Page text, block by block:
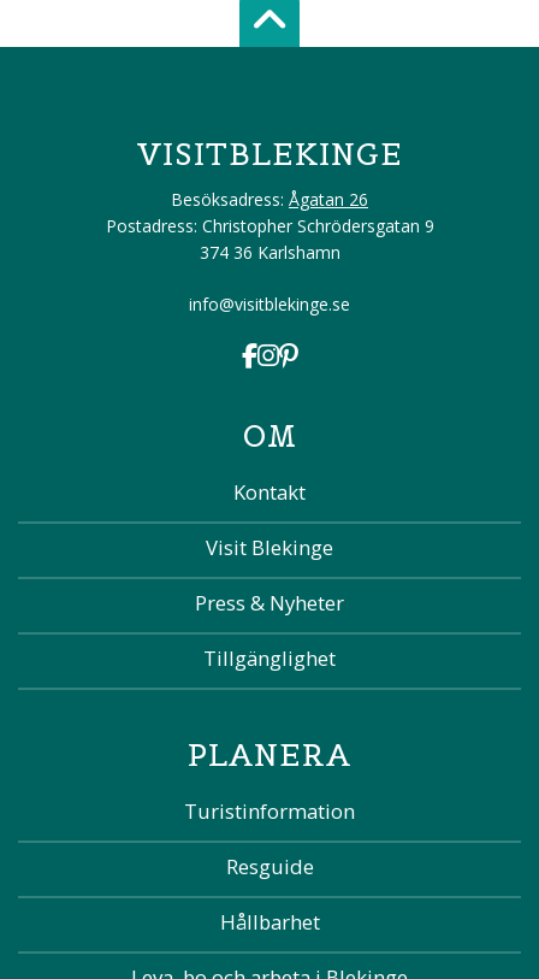
Scroll top of
VISITBLEKINGE
Besöksadress: Ågatan 26
Postadress: Christopher Schrödersgatan 9
374 36 Karlshamn
info@visitblekinge.se
OM
Kontakt
Visit Blekinge
Press & Nyheter
Tillgänglighet
PLANERA
Turistinformation
Resguide
Hållbarhet